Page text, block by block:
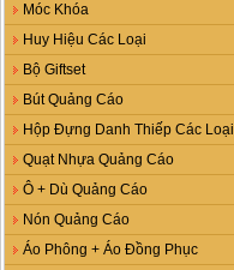
Móc Khóa
Huy Hiệu Các Loại
Bộ Giftset
Bút Quảng Cáo
Hộp Đựng Danh Thiếp Các Loại
Quạt Nhựa Quảng Cáo
Ô + Dù Quảng Cáo
Nón Quảng Cáo
Áo Phông + Áo Đồng Phục